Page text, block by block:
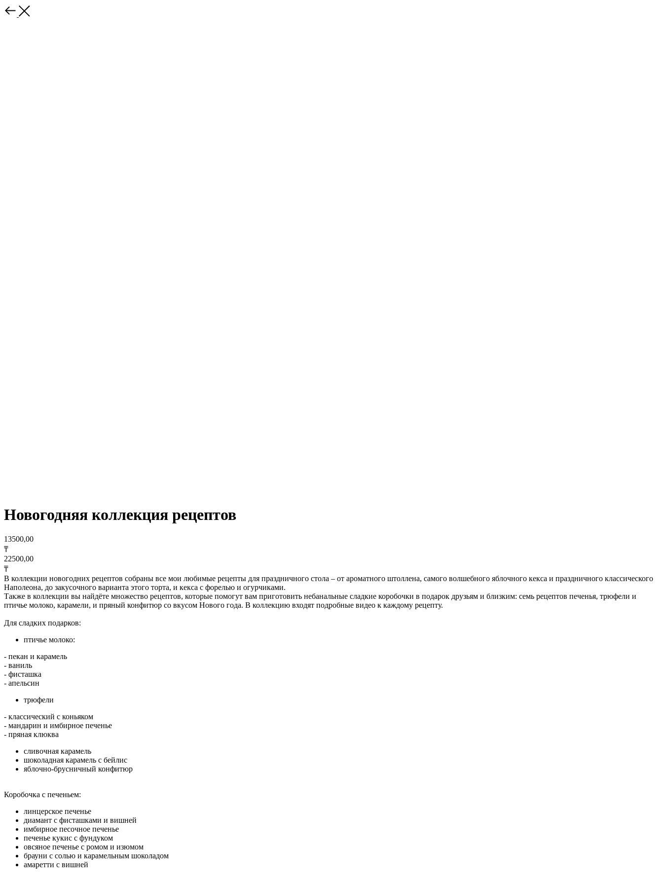
Новогодняя коллекция рецептов
13500,00
₸
22500,00
₸
В коллекции новогодних рецептов собраны все мои любимые рецепты для праздничного стола – от ароматного штоллена, самого волшебного яблочного кекса и праздничного классического
Наполеона, до закусочного варианта этого торта, и кекса с форелью и огурчиками.
Также в коллекции вы найдёте множество рецептов, которые помогут вам приготовить небанальные сладкие коробочки в подарок друзьям и близким: семь рецептов печенья, трюфели и
птичье молоко, карамели, и пряный конфитюр со вкусом Нового года. В коллекцию входят подробные видео к каждому рецепту.
Для сладких подарков:
птичье молоко:
- пекан и карамель
- ваниль
- фисташка
- апельсин
трюфели
- классический с коньяком
- мандарин и имбирное печенье
- пряная клюква
сливочная карамель
шоколадная карамель с бейлис
яблочно-брусничный конфитюр
Коробочка с печеньем:
линцерское печенье
диамант с фисташками и вишней
имбирное песочное печенье
печенье кукис с фундуком
овсяное печенье с ромом и изюмом
брауни с солью и карамельным шоколадом
амаретти с вишней